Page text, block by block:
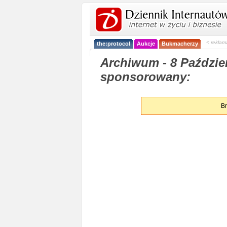
the:protocol Aukcje Bukmacherzy <
Archiwum - 8
sponsorowany: